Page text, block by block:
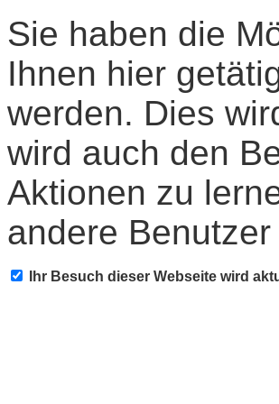
Sie haben die
Ihnen hier
werden. Dies
wird auch den
Aktionen zu
andere
Ihr Besuch dieser Webseite wird